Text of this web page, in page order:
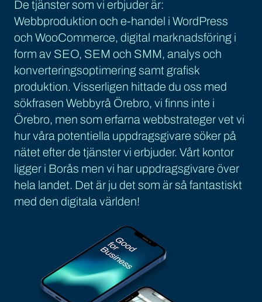
De tjänster som vi erbjuder är:
Webbproduktion och e-handel i WordPress
och WooCommerce, digital marknadsföring i
form av SEO, SEM och SMM, analys och
konverteringsoptimering samt grafisk
produktion. Visserligen hittade du oss med
sökfrasen Webbyrå Örebro, vi finns inte i
Örebro, men som erfarna webbstrateger vet vi
hur våra potentiella uppdragsgivare söker på
nätet efter de tjänster vi erbjuder. Vårt kontor
ligger i Borås men vi har uppdragsgivare över
hela landet. Det är ju det som är så fantastiskt
med den digitala världen!